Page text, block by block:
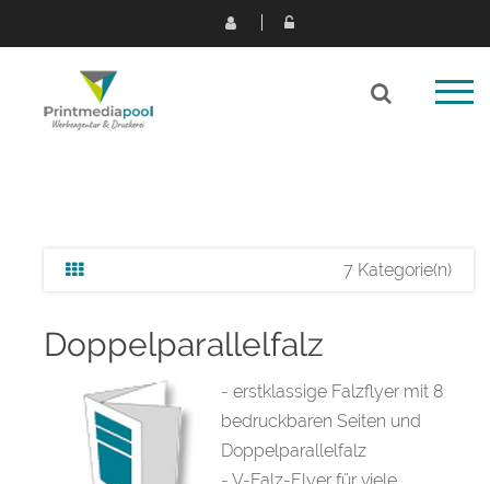
7 Kategorie(n)
Doppelparallelfalz
- erstklassige Falzflyer mit 8
bedruckbaren Seiten und
Doppelparallelfalz